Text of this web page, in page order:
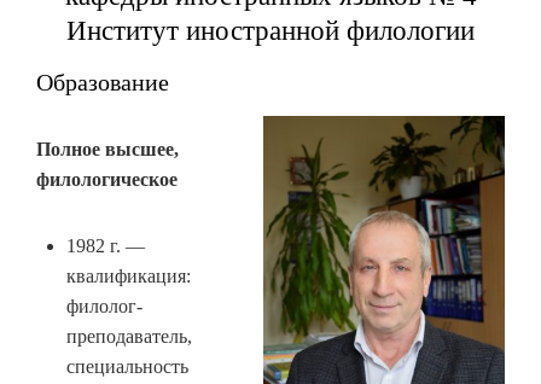
Институт иностранной филологии
Образование
Полное высшее,
филологическое
1982 г. —
квалификация:
филолог-
преподаватель,
специальность